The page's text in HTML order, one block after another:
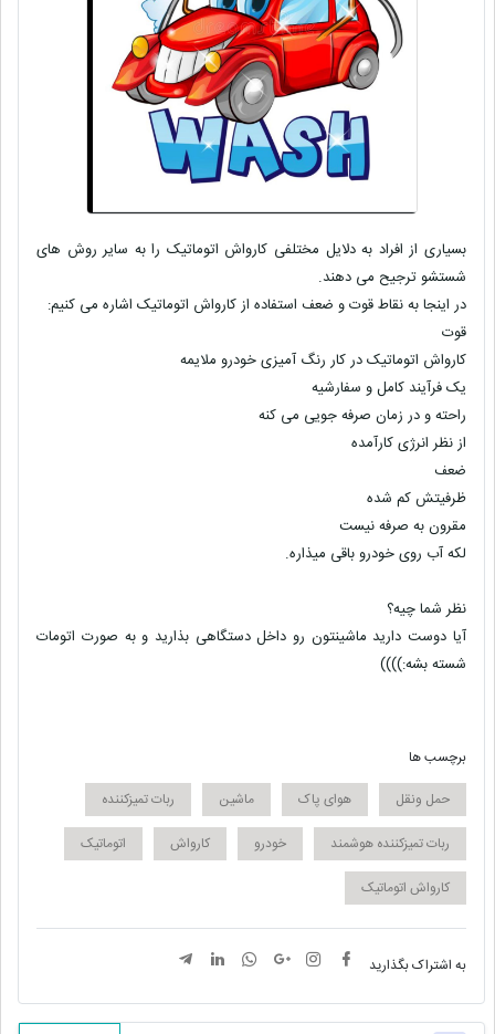
بسیاری از افراد به دلایل مختلفی کارواش اتوماتیک را به سایر روش های
شستشو ترجیح می دهند.
در اینجا به نقاط قوت و ضعف استفاده از کارواش اتوماتیک اشاره می کنیم:
قوت
کارواش اتوماتیک در کار رنگ آمیزی خودرو ملایمه
یک فرآیند کامل و سفارشیه
راحته و در زمان صرفه جویی می کنه
از نظر انرژی کارآمده
ضعف
ظرفیتش کم شده
مقرون به صرفه نیست
لکه آب روی خودرو باقی میذاره.
نظر شما چیه؟
آیا دوست دارید ماشینتون رو داخل دستگاهی بذارید و به صورت اتومات
شسته بشه:))))
برچسب ها
حمل ونقل
هوای پاک ماشین
ربات تمیزکننده
ربات تمیزکننده هوشمند
خودرو کارواش
اتوماتیک
کارواش اتوماتیک
به اشتراک بگذارید